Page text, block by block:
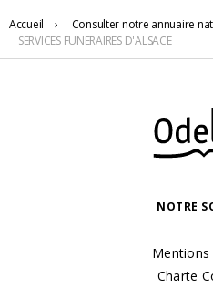
88 AV D ALTKIRCH
68100 Mulhouse
Accueil › Consulter notre annuaire
SERVICES FUNERAIRES D'ALSACE
NOTRE
Mentions
Charte